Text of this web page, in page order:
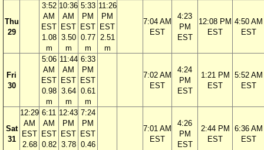
Thu
29
3:52
AM
EST
1.08
m
10:36
AM
EST
3.50
m
5:33
PM
EST
0.77
m
11:26
PM
EST
2.51
m
7:04 AM
EST
4:23
PM
EST
12:08 PM
EST
4:50 AM
EST
Fri
30
5:06
AM
EST
0.98
m
11:44
AM
EST
3.64
m
6:33
PM
EST
0.61
m
7:02 AM
EST
4:24
PM
EST
1:21 PM
EST
5:52 AM
EST
Sat
31
12:29
AM
EST
2.68
6:11
AM
EST
0.82
12:43
PM
EST
3.78
7:24
PM
EST
0.46
7:01 AM
EST
4:26
PM
EST
2:44 PM
EST
6:36 AM
EST